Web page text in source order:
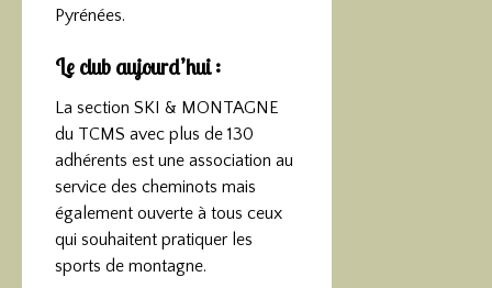
Pyrénées.
Le club aujourd’hui :
La section SKI & MONTAGNE
du TCMS avec plus de 130
adhérents est une association au
service des cheminots mais
également ouverte à tous ceux
qui souhaitent pratiquer les
sports de montagne.